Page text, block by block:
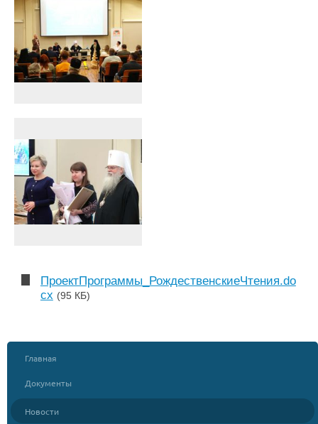
ПроектПрограммы_РождественскиеЧтения.do
cx (95 КБ)
Главная
Документы
Новости